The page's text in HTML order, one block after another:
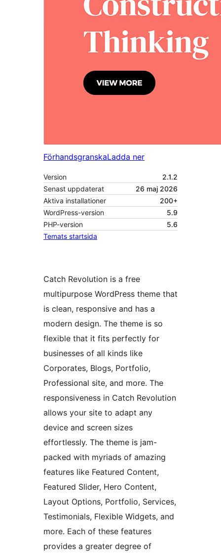
FörhandsgranskaLadda ner
Version
2.1.2
Senast uppdaterat
26 maj 2026
Aktiva installationer
200+
WordPress-version
5.9
PHP-version
5.6
Temats startsida
Catch Revolution is a free
multipurpose WordPress theme that
is clean, responsive and has a
modern design. The theme is so
flexible that it fits perfectly for
businesses of all kinds like
Corporates, Blogs, Portfolio,
Professional site, and more. The
responsiveness in Catch Revolution
allows your site to adapt any
device and screen sizes
effortlessly. The theme is jam-
packed with myriads of amazing
features like Featured Content,
Featured Slider, Hero Content,
Layout Options, Portfolio, Services,
Testimonials, Flexible Widgets, and
more. Each of these features
provides a greater degree of